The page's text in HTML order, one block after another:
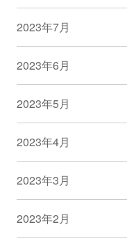
2023年7月
2023年6月
2023年5月
2023年4月
2023年3月
2023年2月